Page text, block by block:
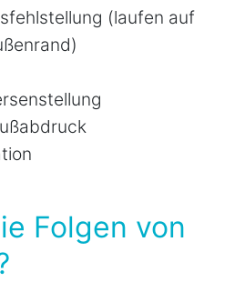
(laufen auf
Folgen von